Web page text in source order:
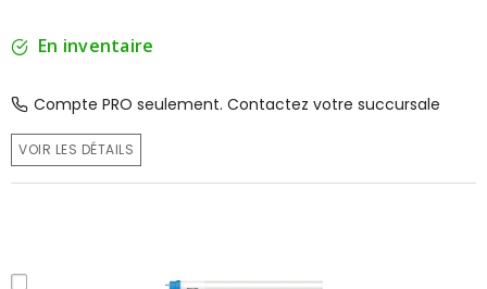
En inventaire
Compte PRO seulement. Contactez votre succursale
VOIR LES DÉTAILS